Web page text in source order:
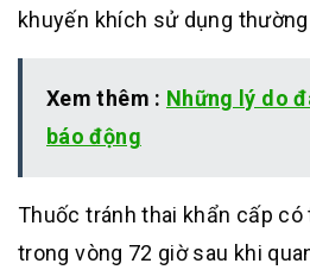
khuyến khích sử dụng
Xem thêm : Những lý do
báo động
Thuốc tránh thai khẩn cấp
trong vòng 72 giờ sau khi